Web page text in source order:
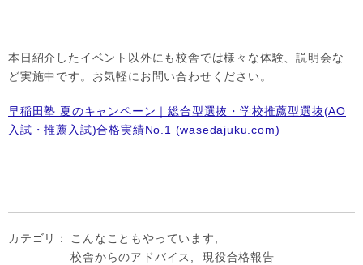
本日紹介したイベント以外にも校舎では様々な体験、説明会な
ど実施中です。お気軽にお問い合わせください。
早稲田塾 夏のキャンペーン｜総合型選抜・学校推薦型選抜(AO
入試・推薦入試)合格実績No.1 (wasedajuku.com)
カテゴリ： こんなこともやっています
校舎からのアドバイス
現役合格報告